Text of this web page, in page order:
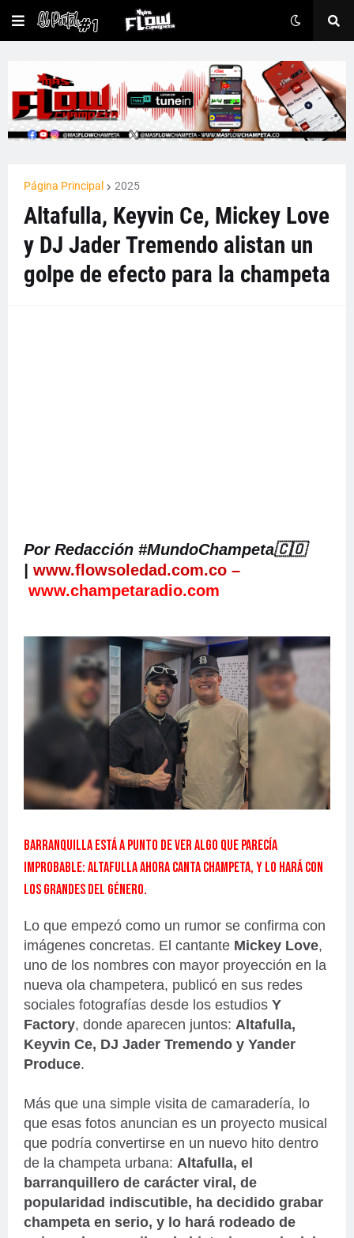
Página Principal 2025
Altafulla, Keyvin Ce, Mickey Love
y DJ Jader Tremendo alistan un
golpe de efecto para la champeta
Por Redacción #MundoChampeta🇨🇴
www.flowsoledad.com.co –
www.champetaradio.com
Barranquilla está a punto de ver algo que parecía
improbable: Altafulla ahora canta champeta, y lo hará con
los grandes del género.
Lo que empezó como un rumor se confirma con
imágenes concretas. El cantante Mickey Love,
uno de los nombres con mayor proyección en la
nueva ola champetera, publicó en sus redes
sociales fotografías desde los estudios Y
Factory, donde aparecen juntos: Altafulla,
Keyvin Ce, DJ Jader Tremendo y Yander
Produce.
Más que una simple visita de camaradería, lo
que esas fotos anuncian es un proyecto musical
que podría convertirse en un nuevo hito dentro
de la champeta urbana: Altafulla, el
barranquillero de carácter viral, de
popularidad indiscutible, ha decidido grabar
champeta en serio, y lo hará rodeado de